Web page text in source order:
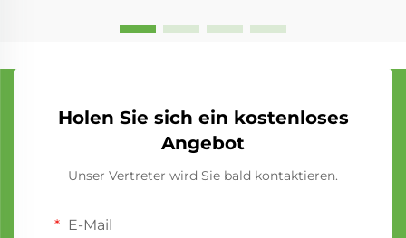
Holen Sie sich ein kostenloses
Angebot
Unser Vertreter wird Sie bald kontaktieren.
E-Mail